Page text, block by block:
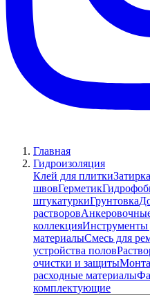
Главная
Гидроизоляция
Клей для плитки
швовГерметик
штукатуркиГрунтовка
растворов
коллекцияИнструменты
материалыСмесь для
устройства полов
очистки и защиты
расходные материалы
комплектующие